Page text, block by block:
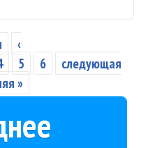
‹
5 6
следующая
»